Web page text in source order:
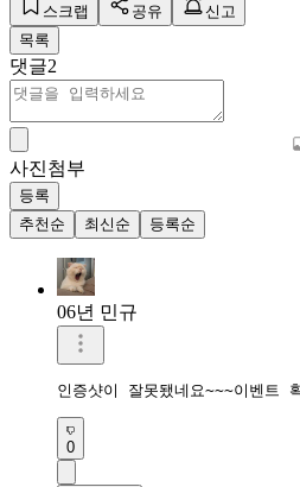
스크랩 공유
신고
목록
댓글2
사진첨부
등록
추천순
최신순 등록순
06년 민규
인증샷이 잘못됐네요~~~이벤트
0